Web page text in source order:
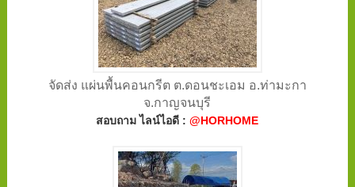
จัดส่ง แผ่นพื้นคอนกรีต ต.ดอนชะเอม อ.ท่ามะกา
จ.กาญจนบุรี
สอบถาม ไลน์ไอดี :@HORHOME